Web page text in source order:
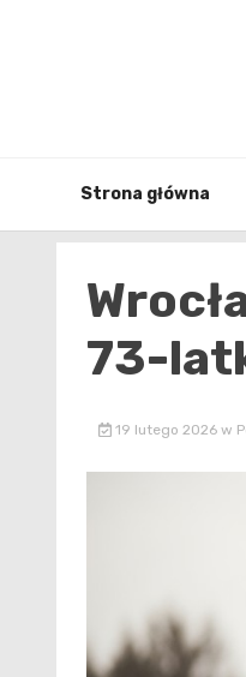
Strona główna
73-
19 lutego 2026 w